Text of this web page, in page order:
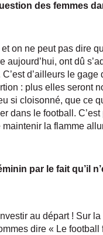
des femmes
on ne peut pas dire
ont dû
d’ailleurs le
: plus elles seront
si cloisonné, que ce
dans le football.
maintenir la flamme
par le fait qu’il
au départ ! Sur
dire « Le football